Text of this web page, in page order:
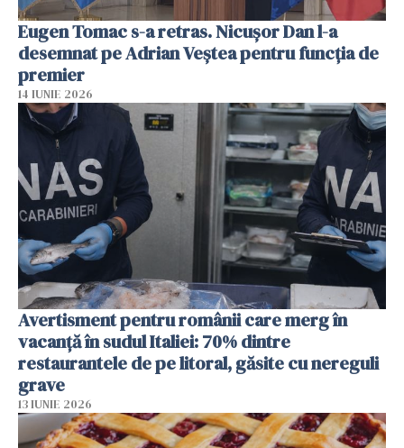
Eugen Tomac s-a retras. Nicușor Dan l-a
desemnat pe Adrian Veștea pentru funcția de
premier
14 IUNIE 2026
Avertisment pentru românii care merg în
vacanță în sudul Italiei: 70% dintre
restaurantele de pe litoral, găsite cu nereguli
grave
13 IUNIE 2026